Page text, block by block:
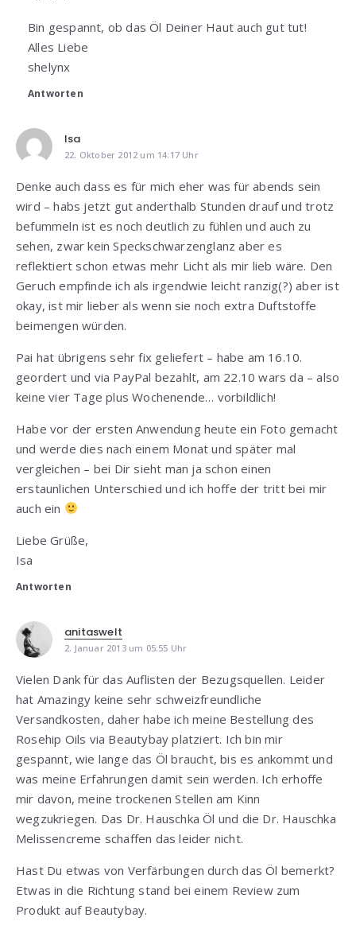
Bin gespannt, ob das Öl Deiner Haut auch gut tut!
Alles Liebe
shelynx
Antworten
Isa
22. Oktober 2012 um 14:17 Uhr
Denke auch dass es für mich eher was für abends sein
wird – habs jetzt gut anderthalb Stunden drauf und trotz
befummeln ist es noch deutlich zu fühlen und auch zu
sehen, zwar kein Speckschwarzenglanz aber es
reflektiert schon etwas mehr Licht als mir lieb wäre. Den
Geruch empfinde ich als irgendwie leicht ranzig(?) aber ist
okay, ist mir lieber als wenn sie noch extra Duftstoffe
beimengen würden.
Pai hat übrigens sehr fix geliefert – habe am 16.10.
geordert und via PayPal bezahlt, am 22.10 wars da – also
keine vier Tage plus Wochenende… vorbildlich!
Habe vor der ersten Anwendung heute ein Foto gemacht
und werde dies nach einem Monat und später mal
vergleichen – bei Dir sieht man ja schon einen
erstaunlichen Unterschied und ich hoffe der tritt bei mir
auch ein
Liebe Grüße,
Isa
Antworten
anitaswelt
2. Januar 2013 um 05:55 Uhr
Vielen Dank für das Auflisten der Bezugsquellen. Leider
hat Amazingy keine sehr schweizfreundliche
Versandkosten, daher habe ich meine Bestellung des
Rosehip Oils via Beautybay platziert. Ich bin mir
gespannt, wie lange das Öl braucht, bis es ankommt und
was meine Erfahrungen damit sein werden. Ich erhoffe
mir davon, meine trockenen Stellen am Kinn
wegzukriegen. Das Dr. Hauschka Öl und die Dr. Hauschka
Melissencreme schaffen das leider nicht.
Hast Du etwas von Verfärbungen durch das Öl bemerkt?
Etwas in die Richtung stand bei einem Review zum
Produkt auf Beautybay.